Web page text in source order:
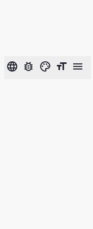
language bug_report color_lens format_size menu